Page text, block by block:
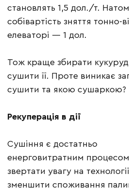
становлять 1,5 дол./т.
собівартість зняття тонно-
елеваторі — 1 дол.
Тож краще збирати
сушити її. Проте виникає
сушити та якою сушаркою?
Рекуперація в дії
Сушіння є достатньо
енерговитратним
звертати увагу на
зменшити споживання